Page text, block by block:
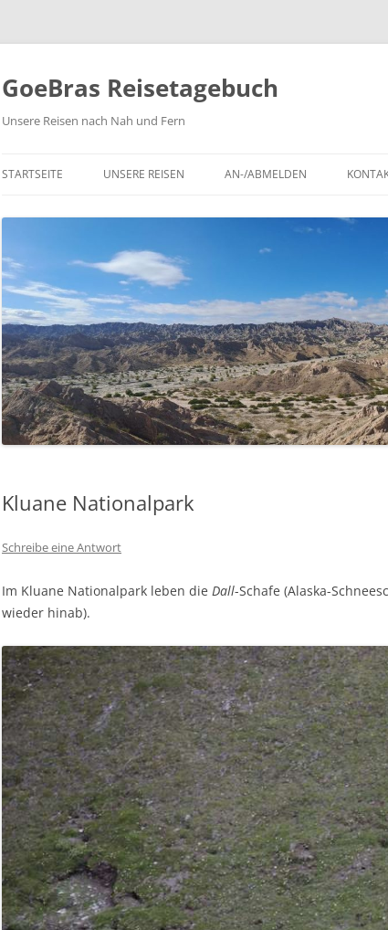
Zum
GoeBras Reisetagebuch
Unsere Reisen nach Nah und Fern
STARTSEITE UNSERE REISEN
BLOG-BEITRÄGE
LANDKARTE
NATIONALPARKS
CAMPINGPLÄTZE
RUNDREISE NORDAMERIKA
2021/22
NORWEGEN 2020
COSTA RICA 2019
YUKON UND ALASKA 2018
SÜDFRANKREICH 2015
(RAD-)WANDERN
WOHNMOBIL
HIMMELFAHRT
KLETTERGARTEN HALLE
WINTER
SEGELN
WOHNMOBIL
SKI UND SNOWBOARD
AN-/ABMELDEN
REGISTRIEREN
Kluane Nationalpark
Schreibe eine Antwort
Im Kluane Nationalpark leben die Dall-Schafe (Alaska-
wieder hinab).